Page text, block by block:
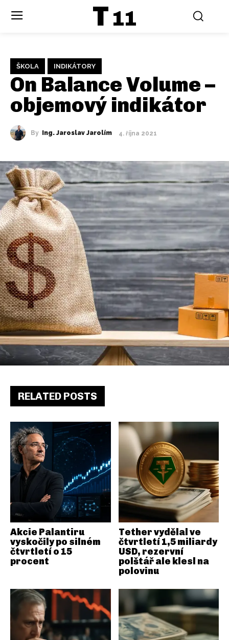
T 11
ŠKOLA INDIKÁTORY
On Balance Volume –
objemový indikátor
By Ing. Jaroslav Jarolím 4. října 2021
RELATED POSTS
Akcie Palantiru
vyskočily po silném
čtvrtletí o 15
procent
Tether vydělal ve
čtvrtletí 1,5 miliardy
USD, rezervní
polštář ale klesl na
polovinu